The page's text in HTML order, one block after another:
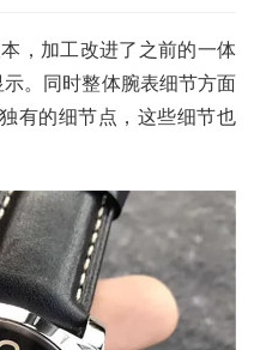
，加工改进了之前的一体
。同时整体腕表细节方面
有的细节点，这些细节也